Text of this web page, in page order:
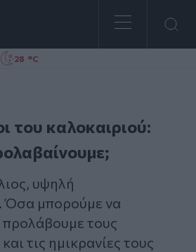
28 °C
του καλοκαιριού:
υψηλή
Όσα μπορούμε να
προλάβουμε τους
τις ημικρανίες τους